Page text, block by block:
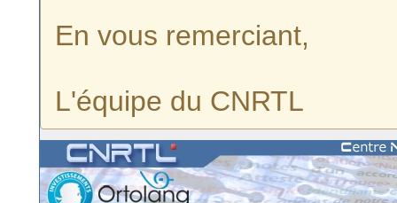
En vous remerciant,
L'équipe du CNRTL